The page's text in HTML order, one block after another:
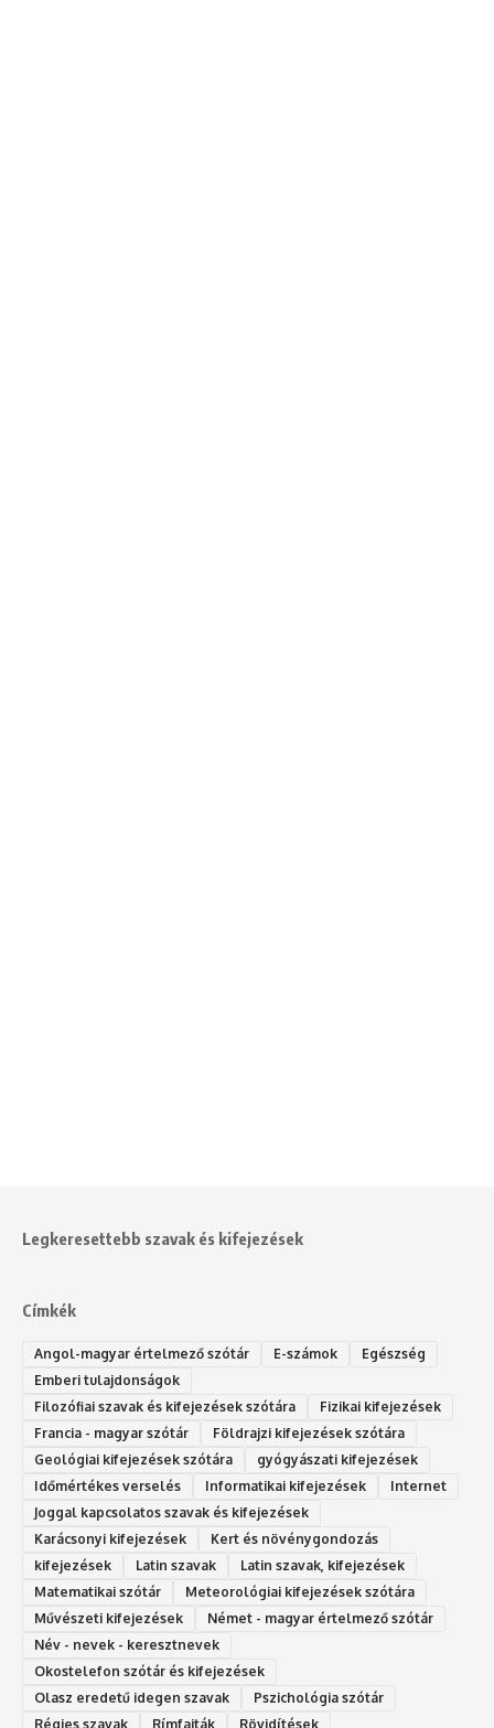
Legkeresettebb szavak és kifejezések
Címkék
Angol-magyar értelmező szótár E-számok
Egészség
Emberi tulajdonságok
Filozófiai szavak és kifejezések szótára
Fizikai kifejezések
Francia - magyar szótár
Földrajzi kifejezések szótára
Geológiai kifejezések szótára
gyógyászati kifejezések
Időmértékes verselés
Informatikai kifejezések
Internet
Joggal kapcsolatos szavak és kifejezések
Karácsonyi kifejezések
Kert és növénygondozás
kifejezések
Latin szavak
Latin szavak, kifejezések
Matematikai szótár
Meteorológiai kifejezések szótára
Művészeti kifejezések
Német - magyar értelmező szótár
Név - nevek - keresztnevek
Okostelefon szótár és kifejezések
Olasz eredetű idegen szavak
Ps‮gólohciz‬ia s‮átóz‬r
Régies szavak
Rímfajták Rövidítések